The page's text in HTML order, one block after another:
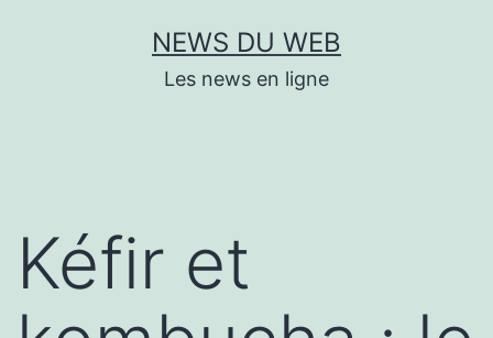
NEWS DU WEB
Les news en ligne
Kéfir et